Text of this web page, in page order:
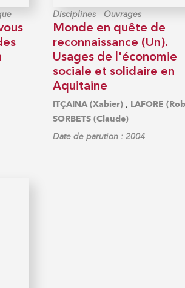
Disciplines - Ouvrages
Monde en quête de
reconnaissance (Un).
Usages de l'économie
sociale et solidaire en
Aquitaine
ITÇAINA (Xabier) , LAFORE
SORBETS (Claude)
Date de parution : 2004